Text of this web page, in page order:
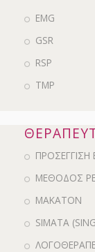
EMG
GSR
RSP
ΤΜΡ
ΠΡΟΣΕΓΓΙΣΗ
ΜΕΘΟΔΟΣ
MAKATON
SIMATA